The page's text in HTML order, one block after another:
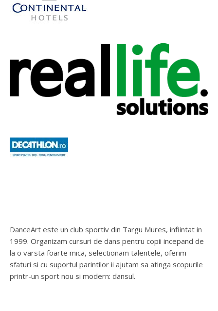
DanceArt este un club sportiv din Targu Mures, infiintat in
1999. Organizam cursuri de dans pentru copii incepand de
la o varsta foarte mica, selectionam talentele, oferim
sfaturi si cu suportul parintilor ii ajutam sa atinga scopurile
printr-un sport nou si modern: dansul.